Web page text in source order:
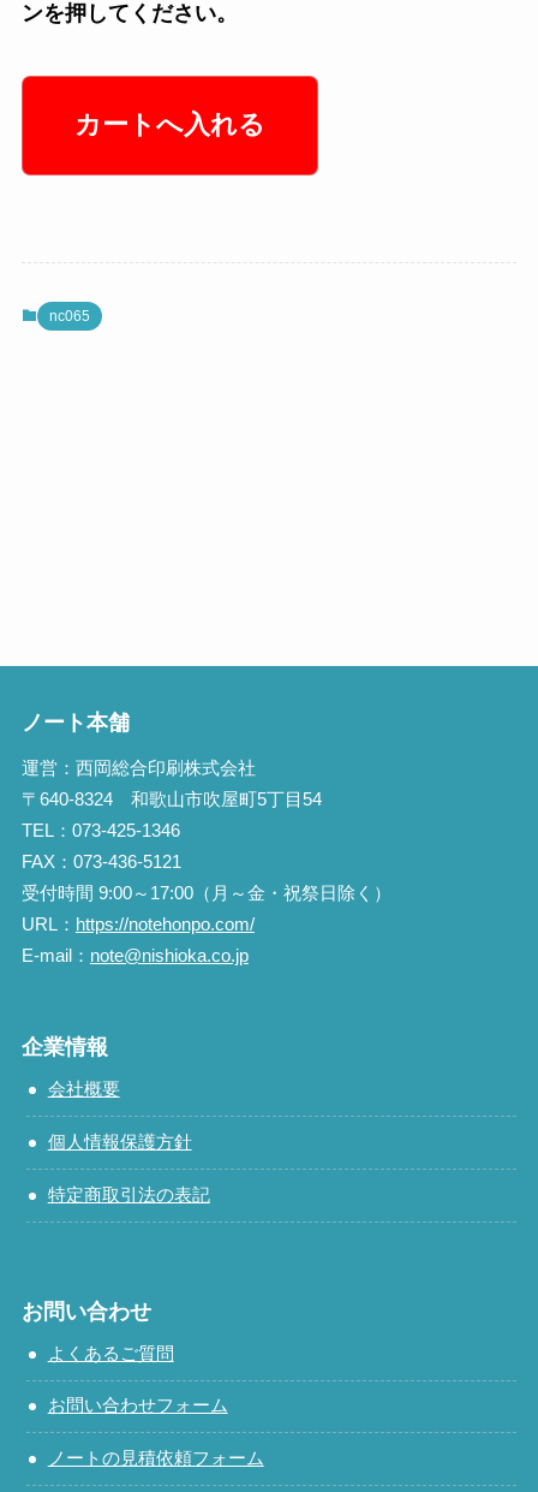
ンを押してください。
nc065
ノート本舗
運営：西岡総合印刷株式会社
〒640-8324 和歌山市吹屋町5丁目54
TEL：073-425-1346
FAX：073-436-5121
受付時間 9:00～17:00（月～金・祝祭日除く）
URL： https://notehonpo.com/
E-mail： note@nishioka.co.jp
企業情報
会社概要
個人情報保護方針
特定商取引法の表記
お問い合わせ
よくあるご質問
お問い合わせフォーム
ノートの見積依頼フォーム